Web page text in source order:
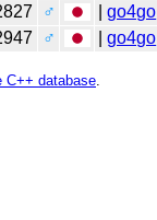
♂ |go4go
♂ |go4go
C++ database